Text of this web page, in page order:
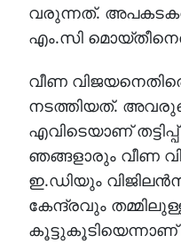
വരുന്നത്.
എം.സി
വീണ
നടത്തിയത്.
എവിടെയാണ്
ഞങ്ങളാരും വീണ
ഇ.ഡിയും
കേന്ദ്രവും